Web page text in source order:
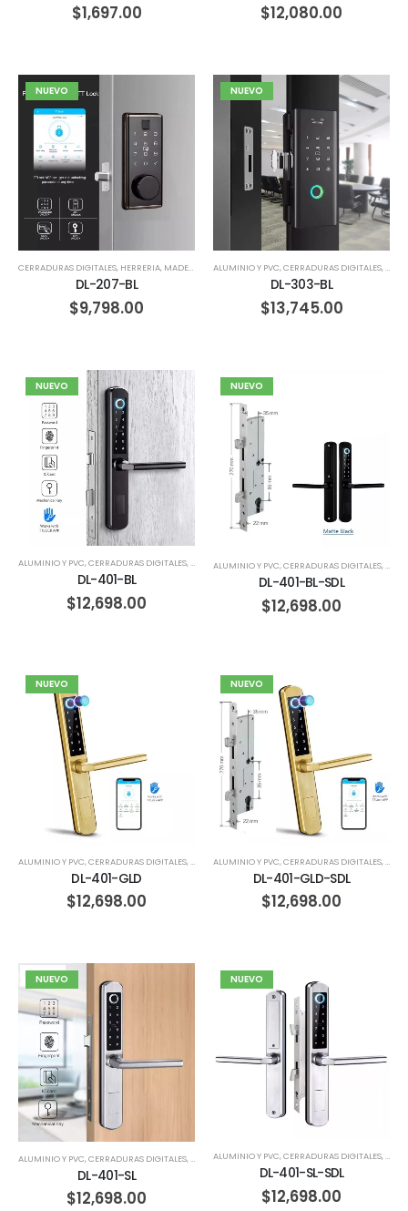
$1,697.00 $12,080.00
NUEVO
CERRADURAS DIGITALES, HERRERIA, MADERA
DL-207-BL
$9,798.00
NUEVO
ALUMINIO Y PVC,CERRADURAS DIGITALES,
DL-303-BL
$13,745.00
NUEVO
ALUMINIO Y PVC,CERRADURAS DIGITALES,HERRERIA,MADERA
DL-401-BL
$12,698.00
NUEVO
ALUMINIO Y PVC,CERRADURAS DIGITALES,
DL-401-BL-SDL
$12,698.00
NUEVO
ALUMINIO Y PVC,CERRADURAS DIGITALES,HERRERIA,MADERA
DL-401-GLD
$12,698.00
NUEVO
ALUMINIO Y PVC,CERRADURAS DIGITALES,
DL-401-GLD-SDL
$12,698.00
NUEVO
ALUMINIO Y PVC,CERRADURAS DIGITALES,HERRERIA,MADERA
DL-401-SL
$12,698.00
NUEVO
ALUMINIO Y PVC,CERRADURAS DIGITALES,
DL-401-SL-SDL
$12,698.00